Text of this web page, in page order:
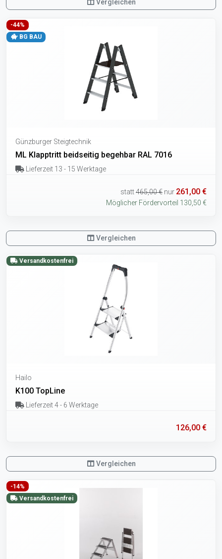
Vergleichen
-44%
BG BAU
Günzburger Steigtechnik
ML Klapptritt beidseitig begehbar RAL 7016
Lieferzeit 13 - 15 Werktage
statt465,00 € nur 261,00 €
Möglicher Fördervorteil 130,50 €
Vergleichen
Versandkostenfrei
Hailo
K100 TopLine
Lieferzeit 4 - 6 Werktage
126,00 €
Vergleichen
-14%
Versandkostenfrei